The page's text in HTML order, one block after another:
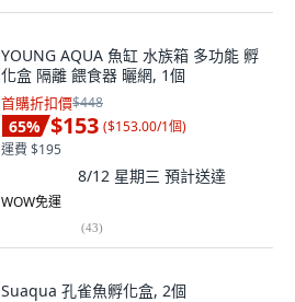
YOUNG AQUA 魚缸 水族箱 多功能 孵
化盒 隔離 餵食器 曬網, 1個
首購折扣價$448
65% $153 ($153.00/1個)
運費 $195
8/12 星期三 預計送達
WOW免運
(43)
Suaqua 孔雀魚孵化盒, 2個